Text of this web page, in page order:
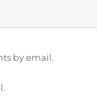
by email.